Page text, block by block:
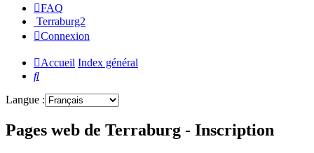
FAQ
Terraburg2
Connexion
Accueil Index général
Rechercher
Langue :
Pages web de Terraburg - Inscription